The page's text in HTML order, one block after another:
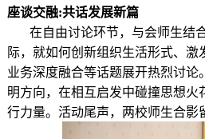
座谈交融:共话发展新篇
在自由讨论环节，与会师生结
际，就如何创新组织生活形式、激
业务深度融合等话题展开热烈讨论。
明方向，在相互启发中碰撞思想火
行力量。 活动尾声，两校师生合影